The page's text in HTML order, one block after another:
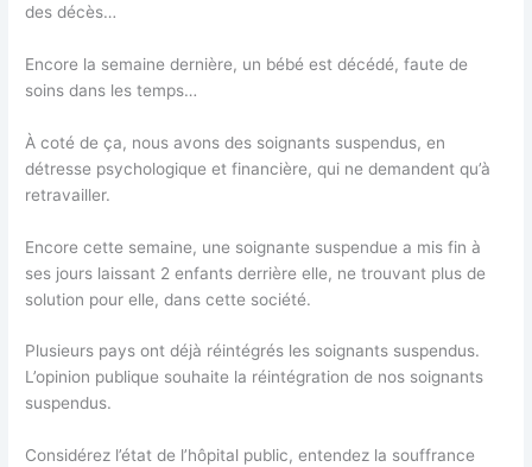
des décès…
Encore la semaine dernière, un bébé est décédé, faute de
soins dans les temps…
À coté de ça, nous avons des soignants suspendus, en
détresse psychologique et financière, qui ne demandent qu’à
retravailler.
Encore cette semaine, une soignante suspendue a mis fin à
ses jours laissant 2 enfants derrière elle, ne trouvant plus de
solution pour elle, dans cette société.
Plusieurs pays ont déjà réintégrés les soignants suspendus.
L’opinion publique souhaite la réintégration de nos soignants
suspendus.
Considérez l’état de l’hôpital public, entendez la souffrance